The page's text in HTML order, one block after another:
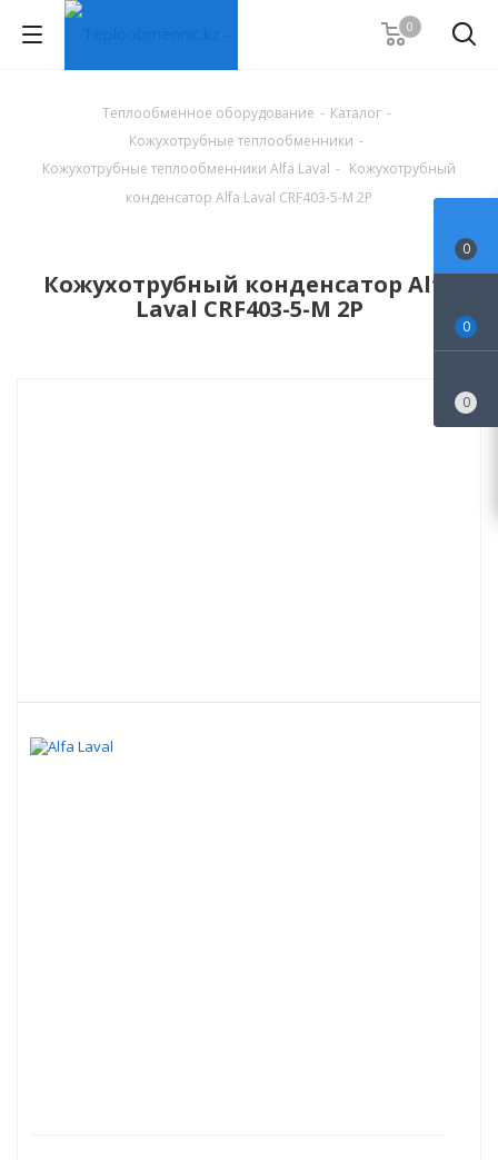
0
Теплообменное оборудование - Каталог -
Кожухотрубные теплообменники -
Кожухотрубные теплообменники Alfa Laval - Кожухотрубный
конденсатор Alfa Laval CRF403-5-M 2P
Кожухотрубный конденсатор Alfa
Laval CRF403-5-M 2P
0
0
0